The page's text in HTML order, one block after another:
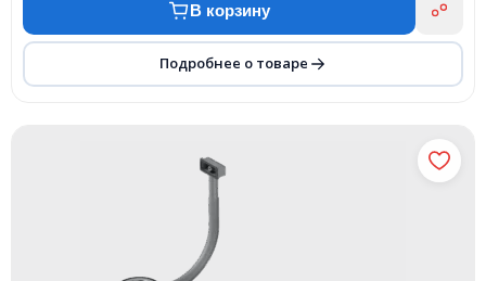
В корзину
Подробнее о товаре